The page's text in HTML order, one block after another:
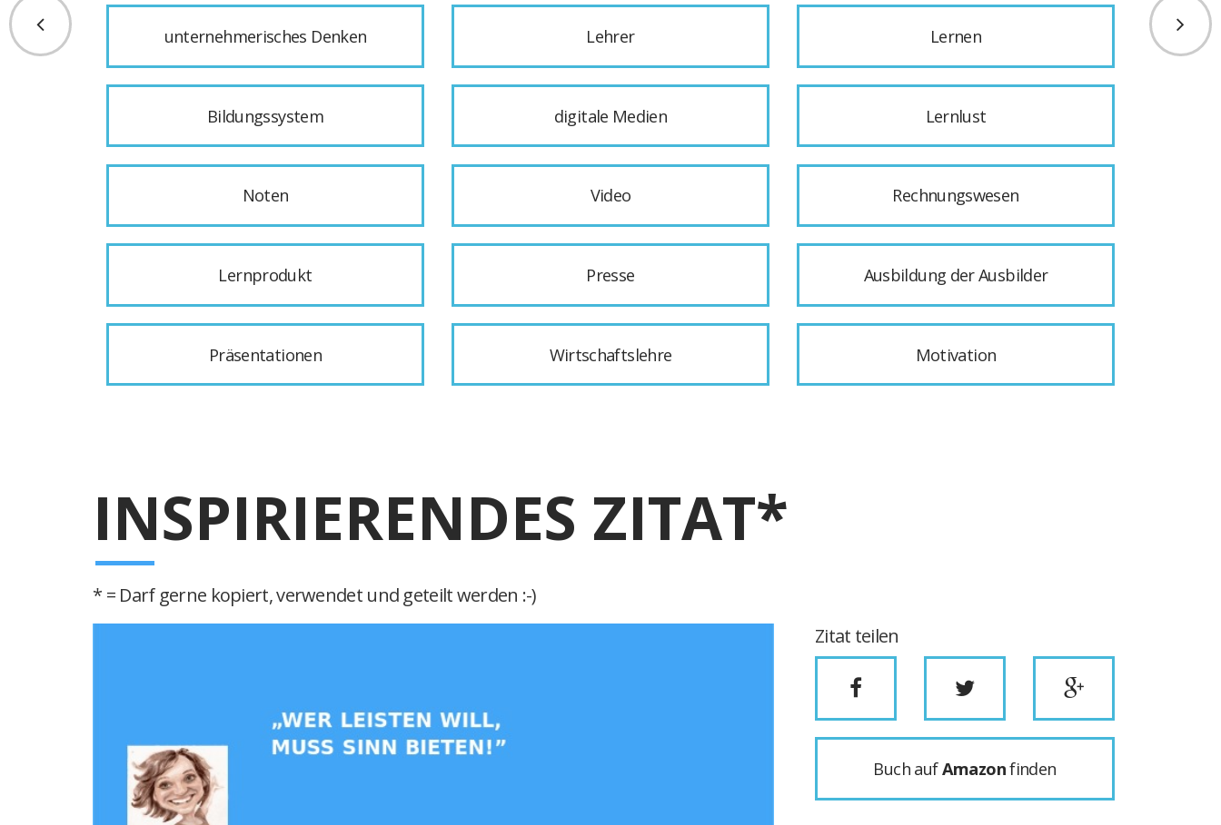
unternehmerisches Denken Lehrer Lernen
Bildungssystem digitale Medien Lernlust
Noten Video Rechnungswesen
Lernprodukt Presse Ausbildung der Ausbilder
Präsentationen Wirtschaftslehre Motivation
INSPIRIERENDES ZITAT*
* = Darf gerne kopiert, verwendet und geteilt werden :-)
Zitat teilen
Buch aufAmazonfinden